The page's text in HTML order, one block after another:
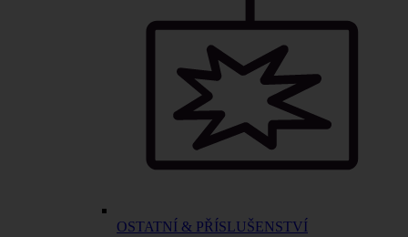
OSTATNÍ & PŘÍSLUŠENSTVÍ